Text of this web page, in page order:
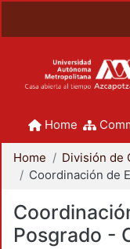
Home
Home
Posgrado -